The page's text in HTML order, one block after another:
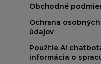
Obchodné
Ochrana osobných
údajov
Použitie AI
informácia o